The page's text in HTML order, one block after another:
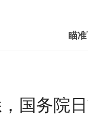
瞄
国务院